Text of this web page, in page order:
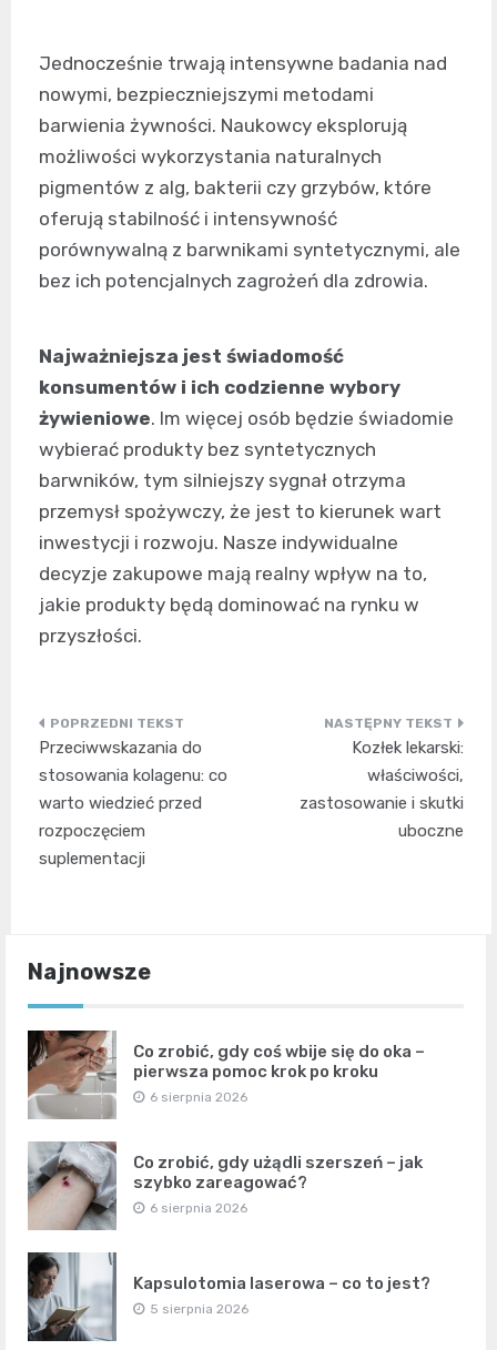
Jednocześnie trwają intensywne badania nad
nowymi, bezpieczniejszymi metodami
barwienia żywności. Naukowcy eksplorują
możliwości wykorzystania naturalnych
pigmentów z alg, bakterii czy grzybów, które
oferują stabilność i intensywność
porównywalną z barwnikami syntetycznymi, ale
bez ich potencjalnych zagrożeń dla zdrowia.
Najważniejsza jest świadomość
konsumentów i ich codzienne wybory
żywieniowe. Im więcej osób będzie świadomie
wybierać produkty bez syntetycznych
barwników, tym silniejszy sygnał otrzyma
przemysł spożywczy, że jest to kierunek wart
inwestycji i rozwoju. Nasze indywidualne
decyzje zakupowe mają realny wpływ na to,
jakie produkty będą dominować na rynku w
przyszłości.
Nawigacja
wpisu
Przeciwwskazania do
stosowania kolagenu: co
warto wiedzieć przed
rozpoczęciem
suplementacji
Kozłek lekarski:
właściwości,
zastosowanie i skutki
uboczne
Najnowsze
Co zrobić, gdy coś wbije się do oka –
pierwsza pomoc krok po kroku
6 sierpnia 2026
Co zrobić, gdy użądli szerszeń – jak
szybko zareagować?
6 sierpnia 2026
Kapsulotomia laserowa – co to jest?
5 sierpnia 2026